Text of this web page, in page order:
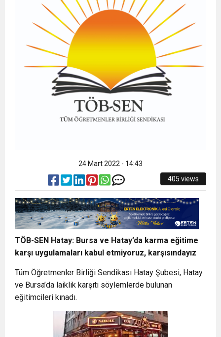
GÖNÜLLERE DOKUNAN ZİYARET
24 Mart 2022 - 14:43
405 views
TÖB-SEN Hatay: Bursa ve Hatay’da karma eğitime
karşı uygulamaları kabul etmiyoruz, karşısındayız
Tüm Öğretmenler Birliği Sendikası Hatay Şubesi, Hatay
ve Bursa’da laiklik karşıtı söylemlerde bulunan
eğitimcileri kınadı.